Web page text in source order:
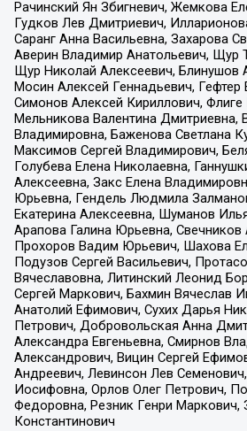
Рачинский Ян Збигневич, Жемкова
Гудков Лев Дмитриевич,
Саранг Анна Васильевна, Захарова
Аверин Владимир Анатольевич, Щур
Щур Николай Алексеевич, Блинушов
Мосин Алексей Геннадьевич, Гефтер
Симонов Алексей Кириллович, Флиге
Мельникова Валентина Дмитриевна,
Владимировна, Баженова Светлана
Максимов Сергей Владимирович,
Голубева Елена Николаевна,
Алексеевна, Закс Елена
Юрьевна, Гендель Людмила
Екатерина Алексеевна, Шуманов
Арапова Галина Юрьевна, Свечников
Прохоров Вадим Юрьевич, Шахова
Подузов Сергей Васильевич,
Вячеславовна, Литинский Леонид
Сергей Маркович, Бахмин Вячеслав
Анатолий Ефимович, Сухих Дарья
Петрович, Добровольская Анна
Александра Евгеньевна, Смирнов
Александрович, Вицин Сергей
Андреевич, Левинсон Лев
Иосифовна, Орлов Олег Петрович,
Федоровна, Резник Генри Маркович,
Константинович